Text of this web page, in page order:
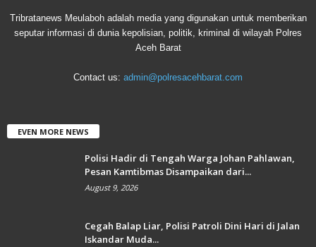
Tribratanews Meulaboh adalah media yang digunakan untuk memberikan
seputar informasi di dunia kepolisian, politik, kriminal di wilayah Polres
Aceh Barat
Contact us: admin@polresacehbarat.com
EVEN MORE NEWS
Polisi Hadir di Tengah Warga Johan Pahlawan,
Pesan Kamtibmas Disampaikan dari...
August 9, 2026
Cegah Balap Liar, Polisi Patroli Dini Hari di Jalan
Iskandar Muda...